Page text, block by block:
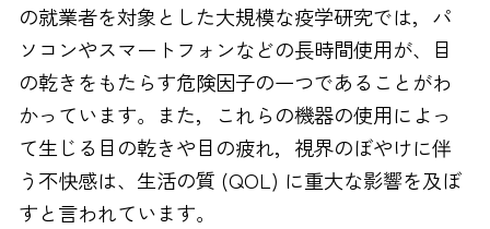
の就業者を対象とした大規模な疫学研究では，パ
ソコンやスマートフォンなどの長時間使用が、目
の乾きをもたらす危険因子の一つであることがわ
かっています。また，これらの機器の使用によっ
て生じる目の乾きや目の疲れ，視界のぼやけに伴
う不快感は、生活の質 (QOL) に重大な影響を及ぼ
すと言われています。